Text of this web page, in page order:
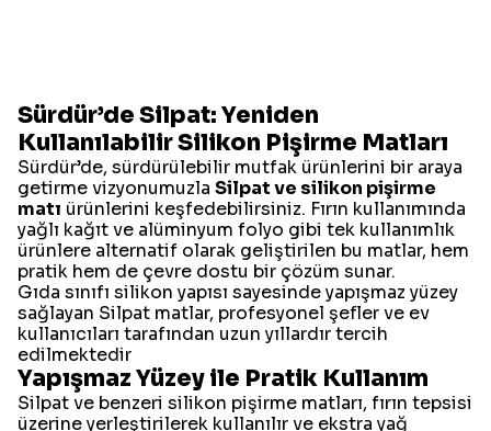
Sürdür’de Silpat: Yeniden
Kullanılabilir Silikon Pişirme Matları
Sürdür’de, sürdürülebilir mutfak ürünlerini bir araya
getirme vizyonumuzla Silpat ve silikon pişirme
matı ürünlerini keşfedebilirsiniz. Fırın kullanımında
yağlı kağıt ve alüminyum folyo gibi tek kullanımlık
ürünlere alternatif olarak geliştirilen bu matlar, hem
pratik hem de çevre dostu bir çözüm sunar.
Gıda sınıfı silikon yapısı sayesinde yapışmaz yüzey
sağlayan Silpat matlar, profesyonel şefler ve ev
kullanıcıları tarafından uzun yıllardır tercih
edilmektedir
Yapışmaz Yüzey ile Pratik Kullanım
Silpat ve benzeri silikon pişirme matları, fırın tepsisi
üzerine yerleştirilerek kullanılır ve ekstra yağ